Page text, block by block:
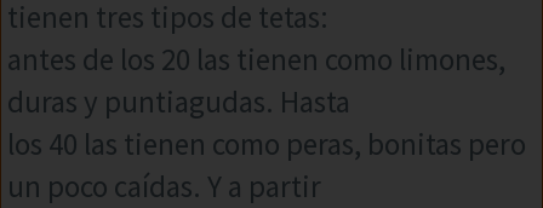
tienen tres tipos de tetas:
antes de los 20 las tienen como limones,
duras y puntiagudas. Hasta
los 40 las tienen como peras, bonitas pero
un poco caídas. Y a partir